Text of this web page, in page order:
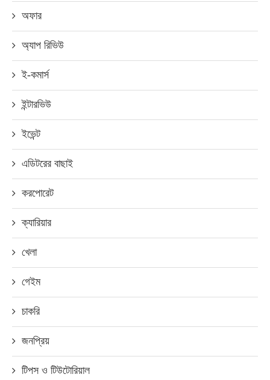
অফার
অ্যাপ রিভিউ
ই-কমার্স
ইন্টারভিউ
ইভেন্ট
এডিটরের বাছাই
করপোরেট
ক্যারিয়ার
খেলা
গেইম
চাকরি
জনপ্রিয়
টিপস ও টিউটোরিয়াল